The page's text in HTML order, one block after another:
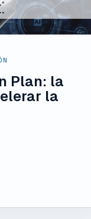
Plan: la
la